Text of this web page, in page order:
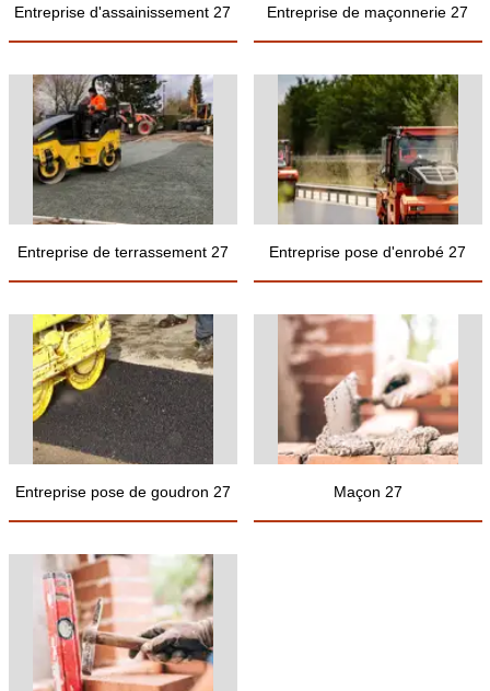
Entreprise d'assainissement 27 Entreprise de maçonnerie 27
Entreprise de terrassement 27 Entreprise pose d'enrobé 27
Entreprise pose de goudron 27 Maçon 27